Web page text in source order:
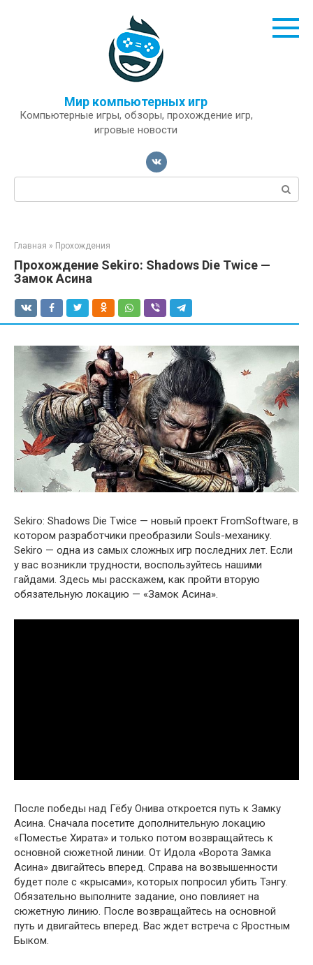
Мир компьютерных игр
Компьютерные игры, обзоры, прохождение игр,
игровые новости
Поиск:
Главная » Прохождения
Прохождение Sekiro: Shadows Die Twice —
Замок Асина
Sekiro: Shadows Die Twice — новый проект FromSoftware, в
котором разработчики преобразили Souls-механику.
Sekiro — одна из самых сложных игр последних лет. Если
у вас возникли трудности, воспользуйтесь нашими
гайдами. Здесь мы расскажем, как пройти вторую
обязательную локацию — «Замок Асина».
После победы над Гёбу Онива откроется путь к Замку
Асина. Сначала посетите дополнительную локацию
«Поместье Хирата» и только потом возвращайтесь к
основной сюжетной линии. От Идола «Ворота Замка
Асина» двигайтесь вперед. Справа на возвышенности
будет поле с «крысами», которых попросил убить Тэнгу.
Обязательно выполните задание, оно повлияет на
сюжетную линию. После возвращайтесь на основной
путь и двигайтесь вперед. Вас ждет встреча с Яростным
Быком.